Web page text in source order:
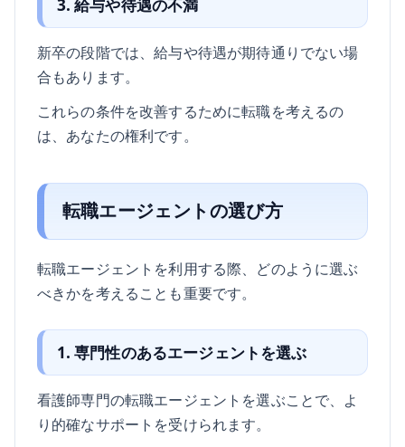
3. 給与や待遇の不満
新卒の段階では、給与や待遇が期待通りでない場
合もあります。
これらの条件を改善するために転職を考えるの
は、あなたの権利です。
転職エージェントの選び方
転職エージェントを利用する際、どのように選ぶ
べきかを考えることも重要です。
1. 専門性のあるエージェントを選ぶ
看護師専門の転職エージェントを選ぶことで、よ
り的確なサポートを受けられます。